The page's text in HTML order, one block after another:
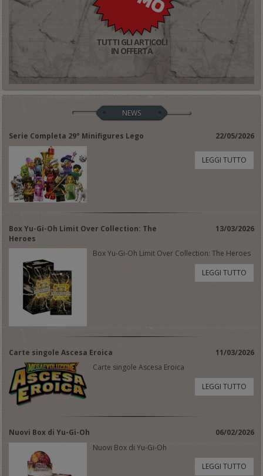
TUTTI GLI ARTICOLI
IN OFFERTA
NEWS
Serie Completa 29° Minifigures Lego 22/05/2026
LEGGI TUTTO
Box Yu-Gi-Oh Limit Over Collection: The
Heroes
13/03/2026
Box Yu-Gi-Oh Limit Over Collection: The Heroes
LEGGI TUTTO
Carte singole Ascesa Eroica
11/03/2026
Carte singole Ascesa Eroica
LEGGI TUTTO
Nuovi Box di Yu-Gi-Oh
06/02/2026
Nuovi Box di Yu-Gi-Oh
LEGGI TUTTO